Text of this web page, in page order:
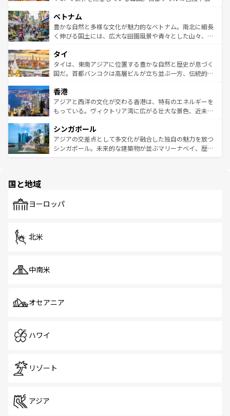
参照してほしい。
容にもいいと評判のスイーツなど、バラエティ豊かな料理
が味わえる。 なお、新着の台湾情報は コンテンツ一覧を参
照してほしい。
き、地方に足を延ばせば四季折々の自然美を楽しむことが
できる。そして、キムチや焼肉、絶品のストリートフード
まで、さまざまな韓国料理が待っている。夜には、韓国な
リティに包まれながら、韓国の多彩な魅力を心ゆくまで味
わってみてほしい。 なお、新着の韓国情報はコンテンツ一
覧を参照してほしい。
ベトナム
豊かな自然と多様な文化が魅力的なベトナム。南北に細長
く伸びる国土には、広大な田園風景や青々とした山々、世
急速な発展と共に伝統が息づく。ハノイの古い町並みやホ
ーチミン市のフランス統治時代の建物も、独特の雰囲気を
醸し出している。また、バラエティの豊かさとおいしさで
とつ。フォーやバインミー、ベトナムコーヒーなどは、ぜ
ひ現地で味わいたい。どの地域を訪れてもあたたかい人々
が旅行者を迎えてくれるので、きっと忘れられない旅にな
参照してほしい。
タイ
タイは、東南アジアに位置する豊かな自然と歴史が息づく
国だ。首都バンコクは高層ビルが立ち並ぶ一方、伝統的な
の活気が交差している。北部ではチェンマイなどの山岳地
帯で自然と触れ合い、南部ではプーケットやクラビの美し
いビーチでリゾート気分を楽しむことができる。タイ料理
激する。気候は一年中温暖で、どの季節にも異なる楽しみ
が待っている。親しみやすいタイの人々、仏教を中心とし
た文化、そして多様な観光資源が、訪れる旅人を魅了し続
香港
アジアと西洋の文化が交わる香港は、特有のエネルギーを
もっている。ヴィクトリア湾に広がる壮大な景色、近未来
み、どこを訪れても感動するはず。観光スポットが密集し
ており、効率よく見どころを回れるのも魅力。息をのむよ
うな絶景から文化的な体験まで、香港を存分に楽しみ尽く
シンガポール
アジアの交差点として多文化が融合した独自の魅力を放つ
シンガポール。未来的な建築物が並ぶマリーナベイ、歴史
で、ホーカーズは地元の風情を楽しめる外せないスポット
国と地域
ヨーロッパ
北米
中南米
オセアニア
ハワイ
リゾート
アジア